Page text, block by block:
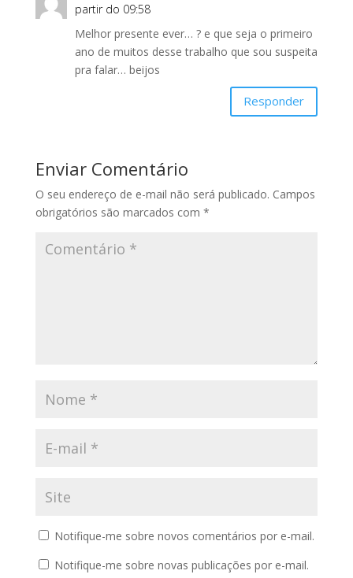
partir do 09:58
Melhor presente ever… ? e que seja o primeiro
ano de muitos desse trabalho que sou suspeita
pra falar… beijos
Responder
Enviar Comentário
O seu endereço de e-mail não será publicado. Campos
obrigatórios são marcados com *
Notifique-me sobre novos comentários por e-mail.
Notifique-me sobre novas publicações por e-mail.